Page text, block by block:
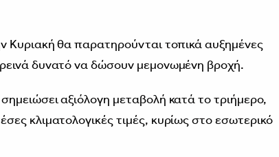
Κυριακή θα παρατηρούνται τοπικά αυξημένες
δυνατό να δώσουν μεμονωμένη βροχή.
αξιόλογη μεταβολή κατά το τριήμερο,
κλιματολογικές τιμές, κυρίως στο εσωτερικό